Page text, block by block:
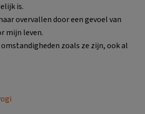
is.
overvallen door een gevoel van
mijn leven.
zoals ze zijn, ook al